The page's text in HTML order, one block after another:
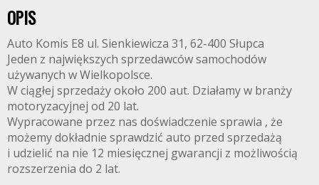
OPIS
Auto Komis E8 ul. Sienkiewicza 31, 62-400 Słupca
Jeden z największych sprzedawców samochodów
używanych w Wielkopolsce.
W ciągłej sprzedaży około 200 aut. Działamy w branży
motoryzacyjnej od 20 lat.
Wypracowane przez nas doświadczenie sprawia , że
możemy dokładnie sprawdzić auto przed sprzedażą
i udzielić na nie 12 miesięcznej gwarancji z możliwością
rozszerzenia do 2 lat.